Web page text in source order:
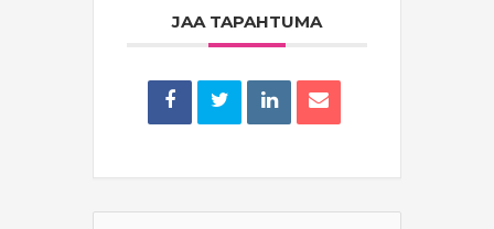
JAA TAPAHTUMA